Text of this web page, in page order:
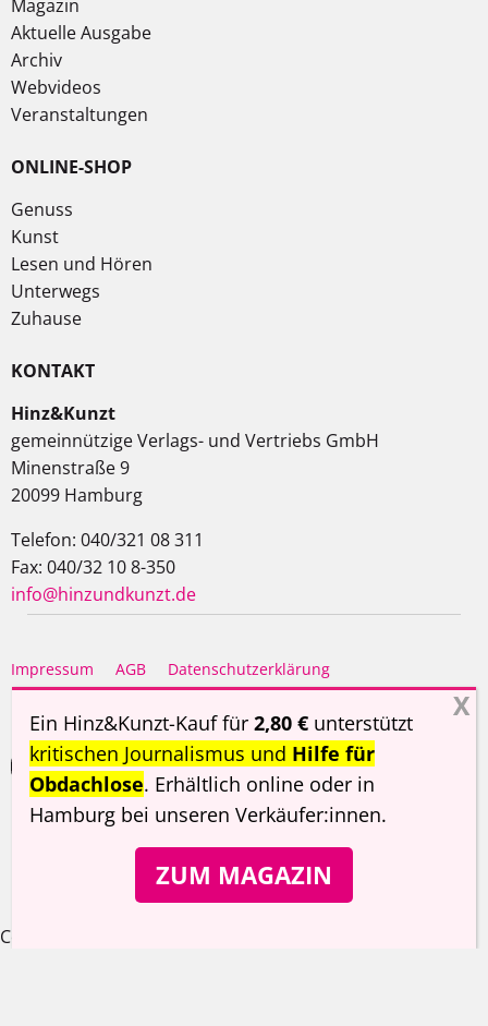
Magazin
Aktuelle Ausgabe
Archiv
Webvideos
Veranstaltungen
ONLINE-SHOP
Genuss
Kunst
Lesen und Hören
Unterwegs
Zuhause
KONTAKT
Hinz&Kunzt
gemeinnützige Verlags- und Vertriebs GmbH
Minenstraße 9
20099 Hamburg
Telefon: 040/321 08 311
Fax: 040/32 10 8-350
info@hinzundkunzt.de
Impressum AGB
Datenschutzerklärung
Ein Hinz&Kunzt-Kauf für2,80 € unterstützt
kritischen Journalismus und Hilfe für
Obdachlose. Erhältlich online oder in
Hamburg bei unseren Verkäufer:innen.
ZUM MAGAZIN
Cookie Consent Banner von Real Cookie Banner